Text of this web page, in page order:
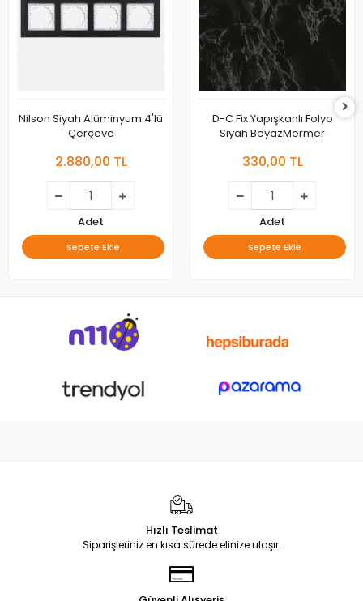
Nilson Siyah Alüminyum 4'lü
Çerçeve
2.880,00 TL
Adet
Sepete Ekle
D-C Fix Yapışkanlı Folyo
Siyah BeyazMermer
330,00 TL
Adet
Sepete Ekle
Hızlı Teslimat
Siparişleriniz en kısa sürede elinize ulaşır.